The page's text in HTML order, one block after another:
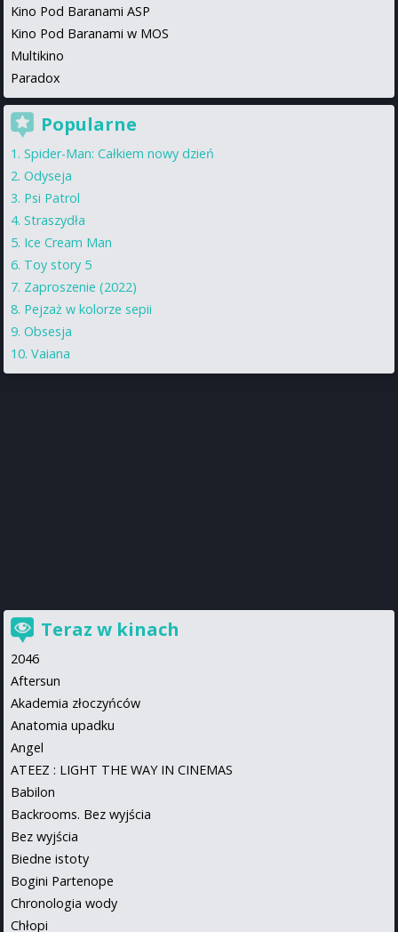
Kino Pod Baranami ASP
Kino Pod Baranami w MOS
Multikino
Paradox
Popularne
Spider-Man: Całkiem nowy dzień
Odyseja
Psi Patrol
Straszydła
Ice Cream Man
Toy story 5
Zaproszenie (2022)
Pejzaż w kolorze sepii
Obsesja
Vaiana
Teraz w kinach
2046
Aftersun
Akademia złoczyńców
Anatomia upadku
Angel
ATEEZ : LIGHT THE WAY IN CINEMAS
Babilon
Backrooms. Bez wyjścia
Bez wyjścia
Biedne istoty
Bogini Partenope
Chronologia wody
Chłopi